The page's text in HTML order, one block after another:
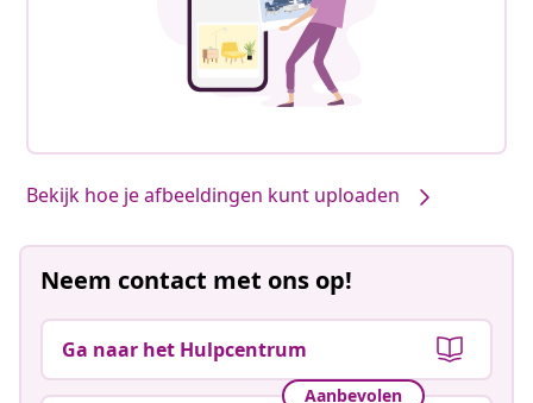
Bekijk hoe je afbeeldingen kunt uploaden
Neem contact met ons op!
Ga naar het Hulpcentrum
Aanbevolen